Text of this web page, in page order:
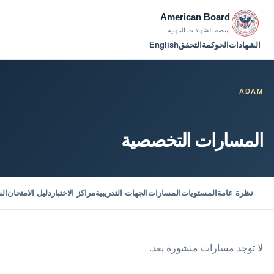
American Board
منصة الشهادات المهنية
الشهادات الحوكمة التحققEnglish
ADAM
المسارات التخصصية
نظرة عامة المستويات المسارات الجهات التدريبيةمراكز الاختبار دليل الامتحان
لا توجد مسارات منشورة بعد.